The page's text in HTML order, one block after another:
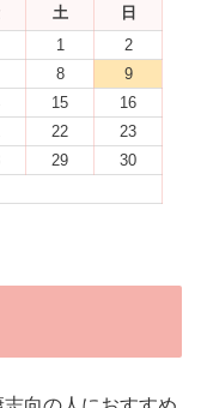
土
日
1
2
8
9
15
16
22
23
29
30